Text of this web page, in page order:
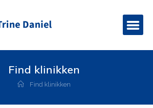
Find klinikken
Find klinikken